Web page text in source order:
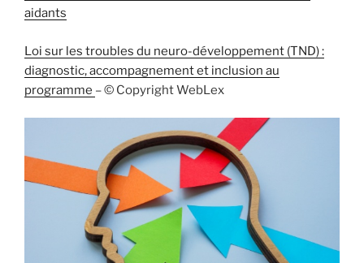
aidants
Loi sur les troubles du neuro-développement (TND) :
diagnostic, accompagnement et inclusion au
programme – © Copyright WebLex